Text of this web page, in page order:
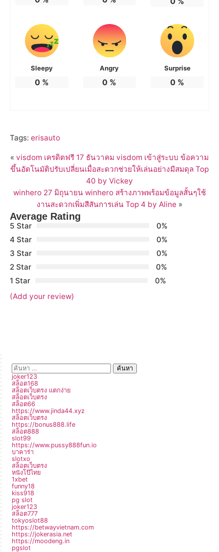
Sleepy
0%
Angry
0 %
Surprise
0 %
Tags: erisauto
« visdom เครดิตฟรี 17 ธันวาคม visdom เข้าสู่ระบบ ข้อความ
ขึ้นอัตโนมัติปรับเปลี่ยนเมื่อสะดวกช่วยให้เล่นอย่างมีสมดุล Top
40 by Vickey
winhero 27 มิถุนายน winhero สร้างภาพพร้อมข้อมูลสั้นๆใช้
งานสะดวกเพิ่มสีสันการเล่น Top 4 by Aline »
Average Rating
5 Star
0%
4 Star
0%
3 Star
0%
2 Star
0%
1 Star
0%
(Add your review)
joker123
สล็อต168
สล็อตเว็บตรง แตกง่าย
สล็อตเว็บตรง
สล็อต66
https://www.jinda44.xyz
สล็อตเว็บตรง
https://bonus888.life
สล็อต888
slot99
https://www.pussy888fun.io
บาคาร่า
slotxo
สล็อตเว็บตรง
หนังโป๊ไทย
1xbet
funny18
kiss918
pg slot
joker123
สล็อต777
tokyoslot88
https://betwayvietnam.com
https://jokerasia.net
https://moodeng.in
pgslot